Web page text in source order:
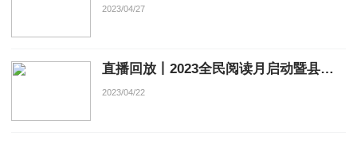
2023/04/27
直播回放丨2023全民阅读月启动暨县图书馆新馆、凤湖书苑开馆仪式
2023/04/22